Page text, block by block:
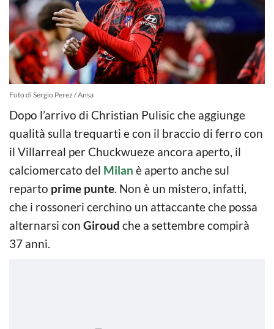
Foto di Sergio Perez / Ansa
Dopo l’arrivo di Christian Pulisic che aggiunge
qualità sulla trequarti e con il braccio di ferro con
il Villarreal per Chuckwueze ancora aperto, il
calciomercato del Milan è aperto anche sul
reparto prime punte. Non è un mistero, infatti,
che i rossoneri cerchino un attaccante che possa
alternarsi con Giroud che a settembre compirà
37 anni.